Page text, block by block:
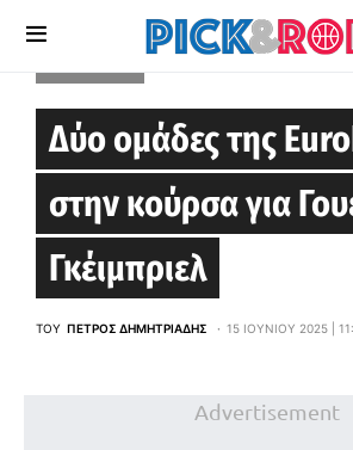
Δύο ομάδες της
στην κούρσα για
Γκέιμπριελ
ΤΟΥ ΠΈΤΡΟΣ ΔΗΜΗΤΡΙΆΔΗΣ 15 ΙΟΥΝΊΟΥ 2025 |
Advertisement